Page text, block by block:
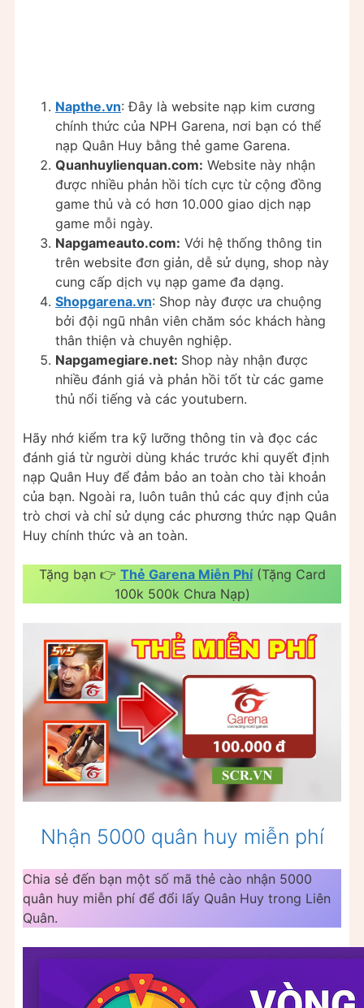
Napthe.vn: Đây là website nạp kim cương
chính thức của NPH Garena, nơi bạn có thể
nạp Quân Huy bằng thẻ game Garena.
Quanhuylienquan.com: Website này nhận
được nhiều phản hồi tích cực từ cộng đồng
game thủ và có hơn 10.000 giao dịch nạp
game mỗi ngày.
Napgameauto.com: Với hệ thống thông tin
trên website đơn giản, dễ sử dụng, shop này
cung cấp dịch vụ nạp game đa dạng.
Shopgarena.vn: Shop này được ưa chuộng
bởi đội ngũ nhân viên chăm sóc khách hàng
thân thiện và chuyên nghiệp.
Napgamegiare.net: Shop này nhận được
nhiều đánh giá và phản hồi tốt từ các game
thủ nổi tiếng và các youtubern.
Hãy nhớ kiểm tra kỹ lưỡng thông tin và đọc các
đánh giá từ người dùng khác trước khi quyết định
nạp Quân Huy để đảm bảo an toàn cho tài khoản
của bạn. Ngoài ra, luôn tuân thủ các quy định của
trò chơi và chỉ sử dụng các phương thức nạp Quân
Huy chính thức và an toàn.
Tặng bạn 👉 Thẻ Garena Miễn Phí(Tặng Card
100k 500k Chưa Nạp)
Nhận 5000 quân huy miễn phí
Chia sẻ đến bạn một số mã thẻ cào nhận 5000
quân huy miễn phí để đổi lấy Quân Huy trong Liên
Quân.